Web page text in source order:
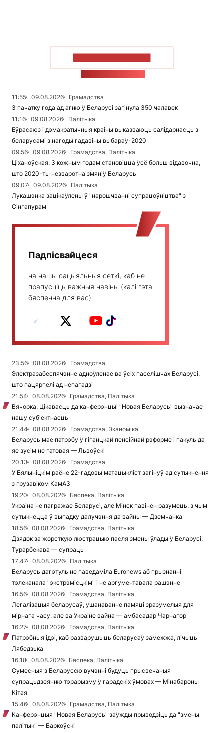
11:55 09.08.2026
Грамадства
З пачатку года ад агню ў Беларусі загінула 350 чалавек
11:16
09.08.2026
Палітыка
Еўрасаюз і дэмакратычныя краіны выказваюць салідарнасць з
беларусамі з нагоды гадавіны выбараў-2020
09:56
09.08.2026
Грамадства, Палітыка
Ціханоўская: З кожным годам становіцца ўсё больш відавочна,
што 2020-ты незваротна змяніў Беларусь
09:07
09.08.2026
Палітыка
Лукашэнка зацікаўлены ў "нарошчванні супрацоўніцтва" з
Сінгапурам
Падпісвайцеся
на нашы сацыяльныя сеткі, каб не
прапусціць важныя навіны (калі гэта
бяспечна для вас)
23:56 08.08.2026
Грамадства
Электразабеспячэнне адноўленае ва ўсіх паселішчах Беларусі,
што пацярпелі ад непагадзі
21:54
08.08.2026
Грамадства, Палітыка
Вячорка: Цікавасць да канферэнцыі "Новая Беларусь" вызначае
нашу суб'ектнасць
21:44
08.08.2026
Грамадства, Эканоміка
Беларусь мае патрэбу ў гіганцкай пенсійнай рэформе і пакуль да
яе зусім не гатовая — Львоўскі
20:13
08.08.2026
Грамадства
У Бялыніцкім раёне 22-гадовы матацыкліст загінуў ад сутыкнення
з грузавіком КамАЗ
19:20
08.08.2026
Бяспека, Палітыка
Украіна не пагражае Беларусі, але Мінск павінен разумець, з чым
сутыкнецца ў выпадку далучэння да вайны — Дземчанка
18:56
08.08.2026
Грамадства, Палітыка
Дзядок за жорсткую люстрацыю пасля змены ўлады ў Беларусі,
Турарбекава — супраць
17:47
08.08.2026
Палітыка
Беларусь дагэтуль не паведаміла Euronews аб прызнанні
тэлеканала "экстрэмісцкім" і не аргументавала рашэнне
16:56
08.08.2026
Грамадства, Палітыка
Легалізацыя беларусаў, ушанаванне памяці зразумелыя для
мірнага часу, але ва Украіне вайна — амбасадар Чарнагор
16:27
08.08.2026
Грамадства, Палітыка
Патрэбныя ідэі, каб разварушыць беларусаў замежжа, лічыць
Лябедзька
16:18
08.08.2026
Бяспека, Палітыка
Сумесныя з Беларуссю вучэнні будуць прысвечаныя
супрацьдзеянню тэрарызму ў гарадскіх ўмовах — Мінабароны
Кітая
15:46
08.08.2026
Грамадства, Палітыка
Канферэнцыя "Новая Беларусь" заўжды прыводзіць да "змены
палітык" — Баркоўскі